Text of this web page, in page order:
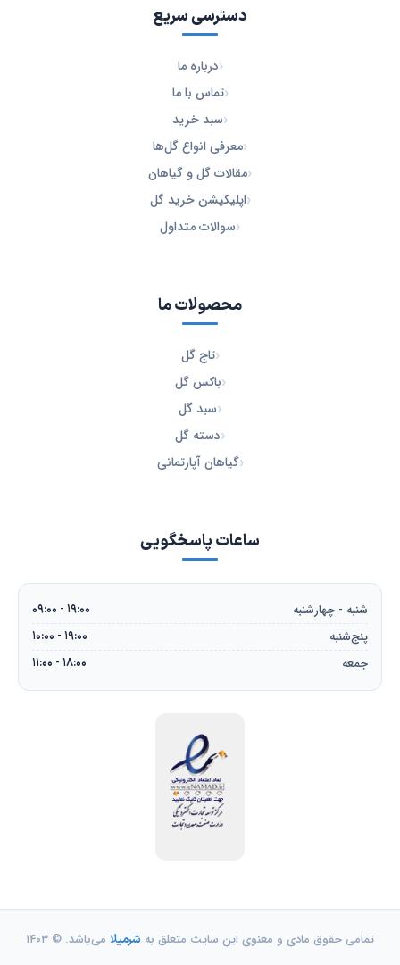
دسترسی سریع
درباره ما
تماس با ما
سبد خرید
معرفی انواع گل‌ها
مقالات گل و گیاهان
اپلیکیشن خرید گل
سوالات متداول
محصولات ما
تاج گل
باکس گل
سبد گل
دسته گل
گیاهان آپارتمانی
ساعات پاسخگویی
شنبه - چهارشنبه ۰۹:۰۰ - ۱۹:۰۰
پنج‌شنبه ۱۰:۰۰ - ۱۹:۰۰
جمعه ۱۱:۰۰ - ۱۸:۰۰
تمامی حقوق مادی و معنوی این سایت متعلق به شرمیلا می‌باشد. © ۱۴۰۳